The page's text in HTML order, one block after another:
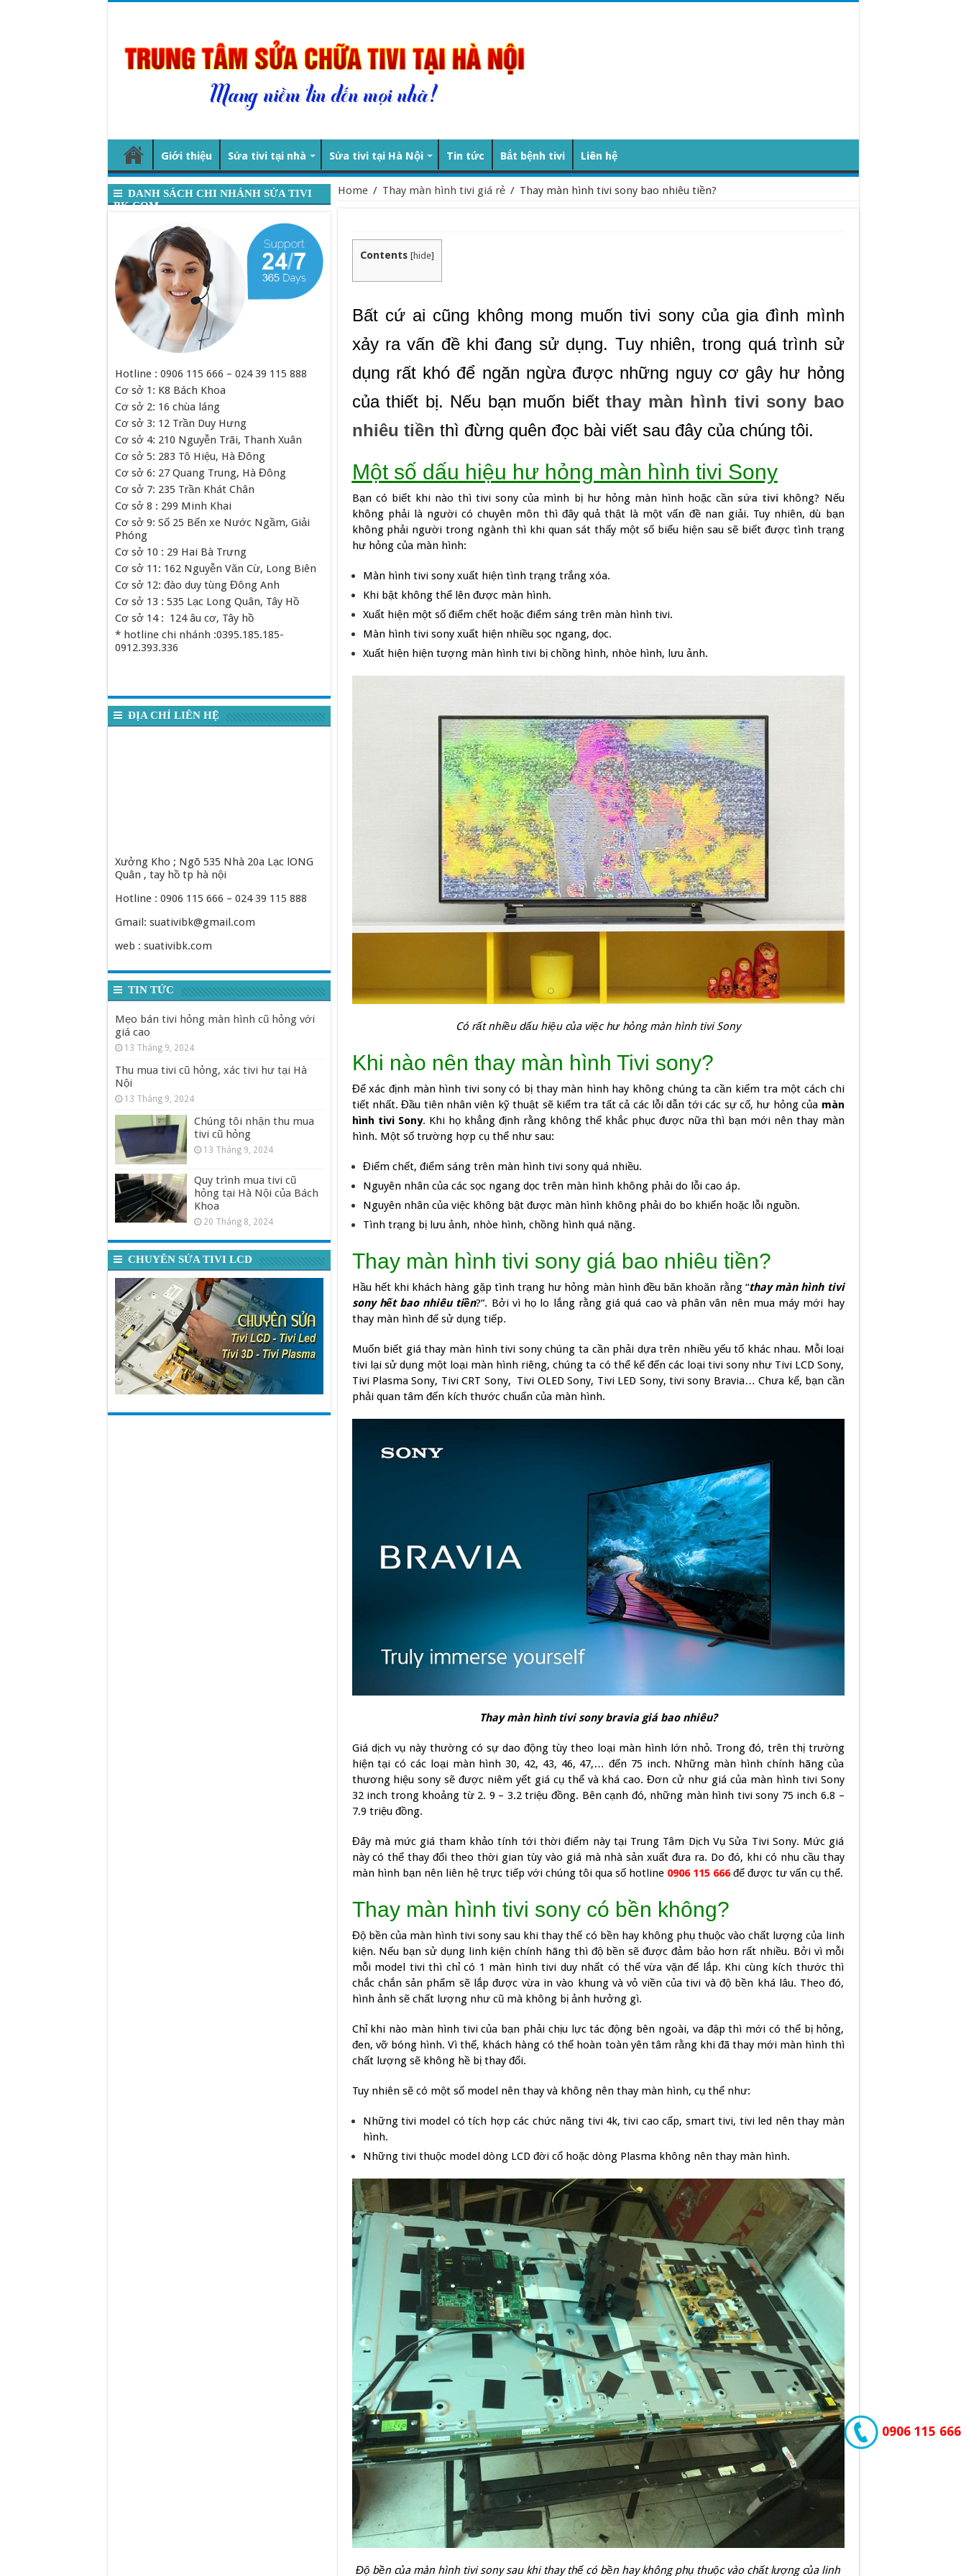
Giới thiệu Sửa tivi tại nhà Sửa tivi tại Hà Nội Tin tức Bắt bệnh tivi Liên hệ
Home / Thay màn hình tivi giá rẻ / Thay màn hình tivi sony bao nhiêu tiền?
Contents [hide]
Bất cứ ai cũng không mong muốn tivi sony của gia đình mình
xảy ra vấn đề khi đang sử dụng. Tuy nhiên, trong quá trình sử
dụng rất khó để ngăn ngừa được những nguy cơ gây hư hỏng
của thiết bị. Nếu bạn muốn biết thay màn hình tivi sony bao
nhiêu tiền thì đừng quên đọc bài viết sau đây của chúng tôi.
Một số dấu hiệu hư hỏng màn hình tivi Sony
Bạn có biết khi nào thì tivi sony của mình bị hư hỏng màn hình hoặc cần sửa tivi không? Nếu
không phải là người có chuyên môn thì đây quả thật là một vấn đề nan giải. Tuy nhiên, dù bạn
không phải người trong ngành thì khi quan sát thấy một số biểu hiện sau sẽ biết được tình trạng
hư hỏng của màn hình:
Màn hình tivi sony xuất hiện tình trạng trắng xóa.
Khi bật không thể lên được màn hình.
Xuất hiện một số điểm chết hoặc điểm sáng trên màn hình tivi.
Màn hình tivi sony xuất hiện nhiều sọc ngang, dọc.
Xuất hiện hiện tượng màn hình tivi bị chồng hình, nhòe hình, lưu ảnh.
Có rất nhiều dấu hiệu của việc hư hỏng màn hình tivi Sony
Khi nào nên thay màn hình Tivi sony?
Để xác định màn hình tivi sony có bị thay màn hình hay không chúng ta cần kiểm tra một cách chi
tiết nhất. Đầu tiên nhân viên kỹ thuật sẽ kiểm tra tất cả các lỗi dẫn tới các sự cố, hư hỏng của màn
hình tivi Sony. Khi họ khẳng định rằng không thể khắc phục được nữa thì bạn mới nên thay màn
hình. Một số trường hợp cụ thể như sau:
Điểm chết, điểm sáng trên màn hình tivi sony quá nhiều.
Nguyên nhân của các sọc ngang dọc trên màn hình không phải do lỗi cao áp.
Nguyên nhân của việc không bật được màn hình không phải do bo khiển hoặc lỗi nguồn.
Tình trạng bị lưu ảnh, nhòe hình, chồng hình quá nặng.
Thay màn hình tivi sony giá bao nhiêu tiền?
Hầu hết khi khách hàng gặp tình trạng hư hỏng màn hình đều băn khoăn rằng “thay màn hình tivi
sony hết bao nhiêu tiền?”. Bởi vì họ lo lắng rằng giá quá cao và phân vân nên mua máy mới hay
thay màn hình để sử dụng tiếp.
Muốn biết giá thay màn hình tivi sony chúng ta cần phải dựa trên nhiều yếu tố khác nhau. Mỗi loại
tivi lại sử dụng một loại màn hình riêng, chúng ta có thể kể đến các loại tivi sony như Tivi LCD Sony,
Tivi Plasma Sony, Tivi CRT Sony, Tivi OLED Sony, Tivi LED Sony, tivi sony Bravia… Chưa kể, bạn cần
phải quan tâm đến kích thước chuẩn của màn hình.
Thay màn hình tivi sony bravia giá bao nhiêu?
Giá dịch vụ này thường có sự dao động tùy theo loại màn hình lớn nhỏ. Trong đó, trên thị trường
hiện tại có các loại màn hình 30, 42, 43, 46, 47,… đến 75 inch. Những màn hình chính hãng của
thương hiệu sony sẽ được niêm yết giá cụ thể và khá cao. Đơn cử như giá của màn hình tivi Sony
32 inch trong khoảng từ 2. 9 – 3.2 triệu đồng. Bên cạnh đó, những màn hình tivi sony 75 inch 6.8 –
7.9 triệu đồng.
Đây mà mức giá tham khảo tính tới thời điểm này tại Trung Tâm Dịch Vụ Sửa Tivi Sony. Mức giá
này có thể thay đổi theo thời gian tùy vào giá mà nhà sản xuất đưa ra. Do đó, khi có nhu cầu thay
màn hình bạn nên liên hệ trực tiếp với chúng tôi qua số hotline 0906 115 666để được tư vấn cụ thể.
Thay màn hình tivi sony có bền không?
Độ bền của màn hình tivi sony sau khi thay thế có bền hay không phụ thuộc vào chất lượng của linh
kiện. Nếu bạn sử dụng linh kiện chính hãng thì độ bền sẽ được đảm bảo hơn rất nhiều. Bởi vì mỗi
mỗi model tivi thì chỉ có 1 màn hình tivi duy nhất có thể vừa vặn để lắp. Khi cùng kích thước thì
chắc chắn sản phẩm sẽ lắp được vừa in vào khung và vỏ viền của tivi và độ bền khá lâu. Theo đó,
hình ảnh sẽ chất lượng như cũ mà không bị ảnh hưởng gì.
Chỉ khi nào màn hình tivi của bạn phải chịu lực tác động bên ngoài, va đập thì mới có thể bị hỏng,
đen, vỡ bóng hình. Vì thế, khách hàng có thể hoàn toàn yên tâm rằng khi đã thay mới màn hình thì
chất lượng sẽ không hề bị thay đổi.
Tuy nhiên sẽ có một số model nên thay và không nên thay màn hình, cụ thể như:
Những tivi model có tích hợp các chức năng tivi 4k, tivi cao cấp, smart tivi, tivi led nên thay màn
hình.
Những tivi thuộc model dòng LCD đời cổ hoặc dòng Plasma không nên thay màn hình.
Độ bền của màn hình tivi sony sau khi thay thế có bền hay không phụ thuộc vào chất lượng của linh
DANH SÁCH CHI NHÁNH SỬA TIVI
BK.COM
Hotline : 0906 115 666 – 024 39 115 888
Cơ sở 1: K8 Bách Khoa
Cơ sở 2: 16 chùa láng
Cơ sở 3: 12 Trần Duy Hưng
Cơ sở 4: 210 Nguyễn Trãi, Thanh Xuân
Cơ sở 5: 283 Tô Hiệu, Hà Đông
Cơ sở 6: 27 Quang Trung, Hà Đông
Cơ sở 7: 235 Trần Khát Chân
Cơ sở 8 : 299 Minh Khai
Cơ sở 9: Số 25 Bến xe Nước Ngầm, Giải
Phóng
Cơ sở 10 : 29 Hai Bà Trưng
Cơ sở 11: 162 Nguyễn Văn Cừ, Long Biên
Cơ sở 12: đào duy tùng Đông Anh
Cơ sở 13 : 535 Lạc Long Quân, Tây Hồ
Cơ sở 14 : 124 âu cơ, Tây hồ
* hotline chi nhánh :0395.185.185-
0912.393.336
ĐỊA CHỈ LIÊN HỆ
Xưởng Kho ; Ngõ 535 Nhà 20a Lạc lONG
Quân , tay hồ tp hà nội
Hotline : 0906 115 666 – 024 39 115 888
Gmail: suativibk@gmail.com
web : suativibk.com
TIN TỨC
Mẹo bán tivi hỏng màn hình cũ hỏng với
giá cao
13 Tháng 9, 2024
Thu mua tivi cũ hỏng, xác tivi hư tại Hà
Nội
13 Tháng 9, 2024
Chúng tôi nhận thu mua
tivi cũ hỏng
13 Tháng 9, 2024
Quy trình mua tivi cũ
hỏng tại Hà Nội của Bách
Khoa
20 Tháng 8, 2024
CHUYÊN SỬA TIVI LCD
0906 115 666